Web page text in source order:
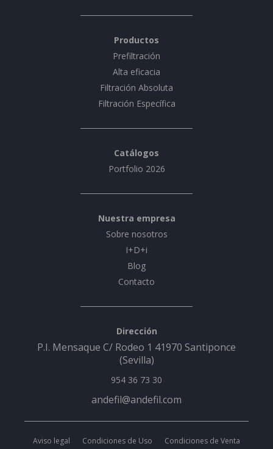
Productos
Prefiltración
Alta eficacia
Filtración Absoluta
Filtración Específica
Catálogos
Portfolio 2026
Nuestra empresa
Sobre nosotros
I+D+i
Blog
Contacto
Dirección
P.I. Mensaque C/ Rodeo 1 41970 Santiponce
(Sevilla)
954 36 73 30
andefil@andefil.com
Aviso legal Condiciones de Uso Condiciones de Venta